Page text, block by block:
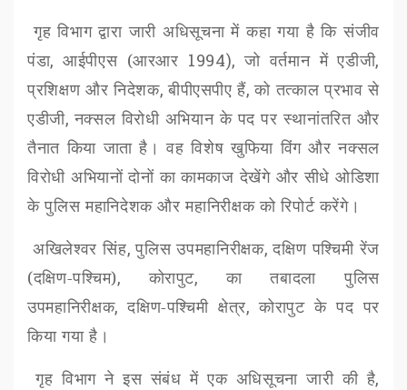
गृह विभाग द्वारा जारी अधिसूचना में कहा गया है कि संजीव
पंडा,आईपीएस (आरआर 1994),जो वर्तमान में एडीजी,
प्रशिक्षण और निदेशक,बीपीएसपीए हैं,को तत्काल प्रभाव से
एडीजी,नक्सल विरोधी अभियान के पद पर स्थानांतरित और
तैनात किया जाता है। वह विशेष खुफिया विंग और नक्सल
विरोधी अभियानों दोनों का कामकाज देखेंगे और सीधे ओडिशा
के पुलिस महानिदेशक और महानिरीक्षक को रिपोर्ट करेंगे।
अखिलेश्वर सिंह,पुलिस उपमहानिरीक्षक,दक्षिण पश्चिमी रेंज
(दक्षिण-पश्चिम),कोरापुट,का तबादला पुलिस
उपमहानिरीक्षक,दक्षिण-पश्चिमी क्षेत्र,कोरापुट के पद पर
किया गया है।
गृह विभाग ने इस संबंध में एक अधिसूचना जारी की है,